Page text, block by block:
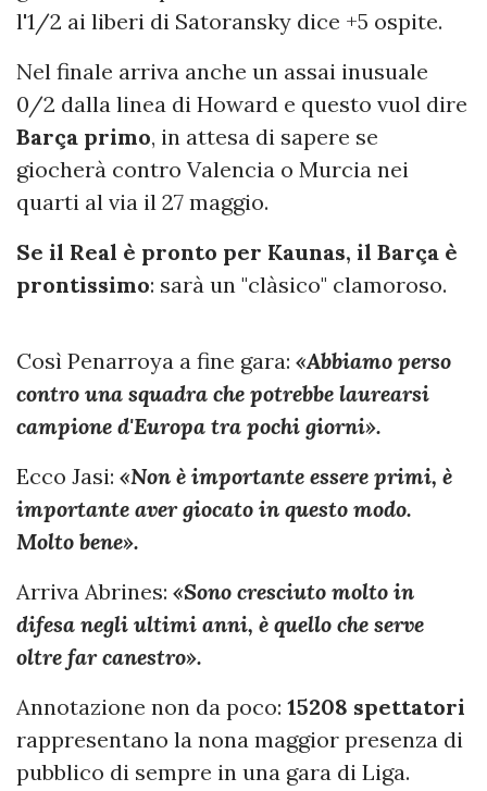
l'1/2 ai liberi di Satoransky dice +5 ospite.
Nel finale arriva anche un assai inusuale
0/2 dalla linea di Howard e questo vuol dire
Barça primo, in attesa di sapere se
giocherà contro Valencia o Murcia nei
quarti al via il 27 maggio.
Se il Real è pronto per Kaunas, il Barça è
prontissimo: sarà un "clàsico" clamoroso.
Così Penarroya a fine gara: «Abbiamo perso
contro una squadra che potrebbe laurearsi
campione d'Europa tra pochi giorni».
Ecco Jasi: «Non è importante essere primi, è
importante aver giocato in questo modo.
Molto bene».
Arriva Abrines: «Sono cresciuto molto in
difesa negli ultimi anni, è quello che serve
oltre far canestro».
Annotazione non da poco: 15208 spettatori
rappresentano la nona maggior presenza di
pubblico di sempre in una gara di Liga.